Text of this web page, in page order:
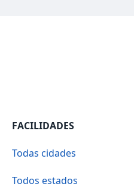
FACILIDADES
Todas cidades
Todos estados